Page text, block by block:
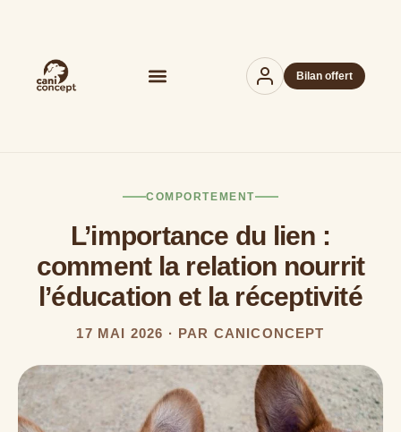
Bilan offert
COMPORTEMENT
L’importance du lien :
comment la relation nourrit
l’éducation et la réceptivité
17 MAI 2026 · PAR CANICONCEPT